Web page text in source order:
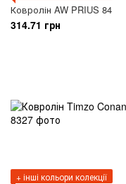
Ковролін AW PRIUS 84
314.71 грн
+ інші кольори колекції